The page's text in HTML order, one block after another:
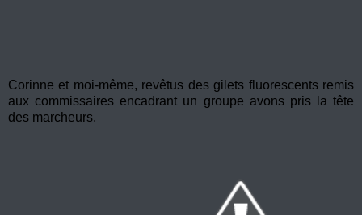
Corinne et moi-même, revêtus des gilets fluorescents remis
aux commissaires encadrant un groupe avons pris la tête
des marcheurs.